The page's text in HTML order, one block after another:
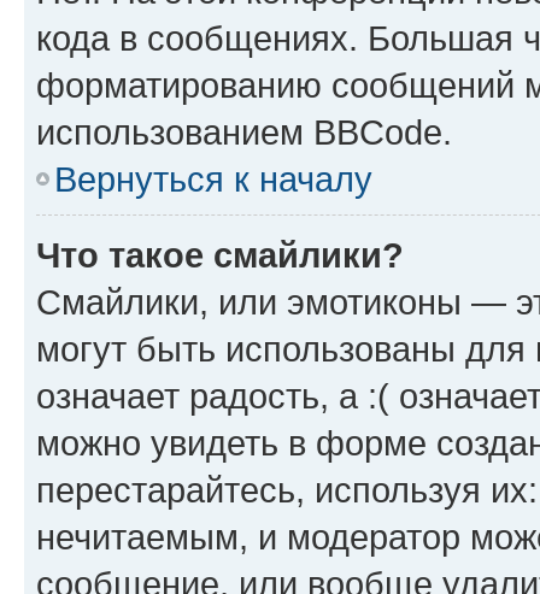
кода в сообщениях. Большая
форматированию сообщений
использованием BBCode.
Вернуться к началу
Что такое смайлики?
Смайлики, или эмотиконы —
могут быть использованы
означает радость, а :(
можно увидеть в форме
перестарайтесь, используя
нечитаемым, и модератор
сообщение, или вообще